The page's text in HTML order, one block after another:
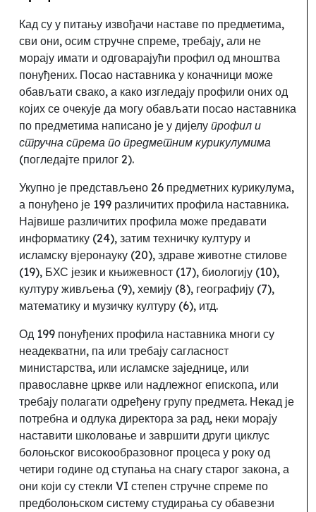
Кад су у питању извођачи наставе по предметима,
сви они, осим стручне спреме, требају, али не
морају имати и одговарајући профил од мноштва
понуђених. Посао наставника у коначници може
обављати свако, а како изгледају профили оних од
којих се очекује да могу обављати посао наставника
по предметима написано је у дијелу профил и
стручна спрема по предметним курикулумима
(погледајте прилог 2).
Укупно је представљено 26 предметних курикулума,
а понуђено је 199 различитих профила наставника.
Највише различитих профила може предавати
информатику (24), затим техничку културу и
исламску вјеронауку (20), здраве животне стилове
(19), БХС језик и књижевност (17), биологију (10),
културу живљења (9), хемију (8), географију (7),
математику и музичку културу (6), итд.
Од 199 понуђених профила наставника многи су
неадекватни, па или требају сагласност
министарства, или исламске заједнице, или
православне цркве или надлежног епископа, или
требају полагати одређену групу предмета. Некад је
потребна и одлука директора за рад, неки морају
наставити школовање и завршити други циклус
болоњског високообразовног процеса у року од
четири године од ступања на снагу старог закона, а
они који су стекли VI степен стручне спреме по
предболоњском систему студирања су обавезни